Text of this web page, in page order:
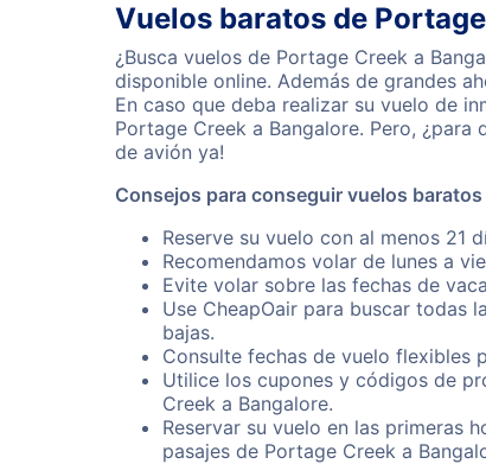
Vuelos baratos de
¿Busca vuelos de Portage Creek a
disponible online. Además de grandes
En caso que deba realizar su vuelo de
Portage Creek a Bangalore. Pero, ¿para
de avión ya!
Consejos para conseguir vuelos
Reserve su vuelo con al menos 21
Recomendamos volar de lunes a
Evite volar sobre las fechas de
Use CheapOair para buscar todas
bajas.
Consulte fechas de vuelo flexibles
Utilice los cupones y códigos de
Creek a Bangalore.
Reservar su vuelo en las primeras
pasajes de Portage Creek a